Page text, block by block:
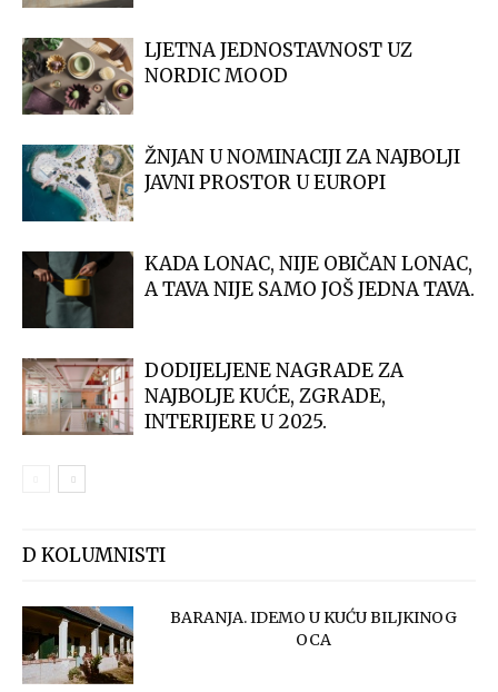
LJETNA JEDNOSTAVNOST UZ
NORDIC MOOD
ŽNJAN U NOMINACIJI ZA NAJBOLJI
JAVNI PROSTOR U EUROPI
KADA LONAC, NIJE OBIČAN LONAC,
A TAVA NIJE SAMO JOŠ JEDNA TAVA.
DODIJELJENE NAGRADE ZA
NAJBOLJE KUĆE, ZGRADE,
INTERIJERE U 2025.
D KOLUMNISTI
BARANJA. IDEMO U KUĆU BILJKINOG
OCA